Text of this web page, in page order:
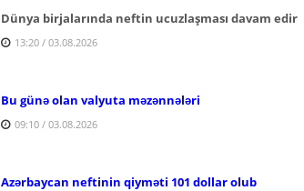
Dünya birjalarında neftin ucuzlaşması davam edir
13:20 / 03.08.2026
Bu günə olan valyuta məzənnələri
09:10 / 03.08.2026
Azərbaycan neftinin qiyməti 101 dollar olub